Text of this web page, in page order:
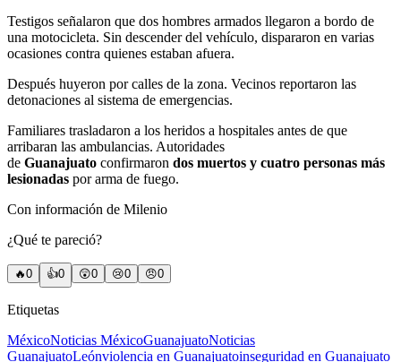
Testigos señalaron que dos hombres armados llegaron a bordo de
una motocicleta. Sin descender del vehículo, dispararon en varias
ocasiones contra quienes estaban afuera.
Después huyeron por calles de la zona. Vecinos reportaron las
detonaciones al sistema de emergencias.
Familiares trasladaron a los heridos a hospitales antes de que
arribaran las ambulancias. Autoridades
de Guanajuato confirmaron dos muertos y cuatro personas más
lesionadas por arma de fuego.
Con información de Milenio
¿Qué te pareció?
🔥0 👍0 😲0 😢0 😠0
Etiquetas
MéxicoNoticias MéxicoGuanajuatoNoticias
GuanajuatoLeónviolencia en Guanajuatoinseguridad en Guanajuato